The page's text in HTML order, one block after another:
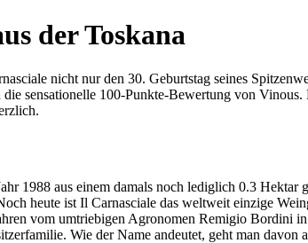
der Toskana
nicht nur den 30. Geburtstag seines
sensationelle 100-Punkte-Bewertung von
1988 aus einem damals noch lediglich 0.3 Hektar
heute ist Il Carnasciale das weltweit einzige
vom umtriebigen Agronomen Remigio Bordini
Wie der Name andeutet, geht man davon